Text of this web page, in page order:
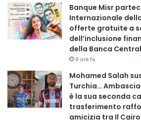
Banque Misr
Internazionale
offerte gratuite a
dell’inclusione
della Banca
9 ore fa
Mohamed Salah
Turchia…
è la sua seconda
trasferimento
amicizia tra Il